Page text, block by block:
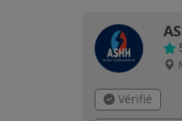
Vérifié